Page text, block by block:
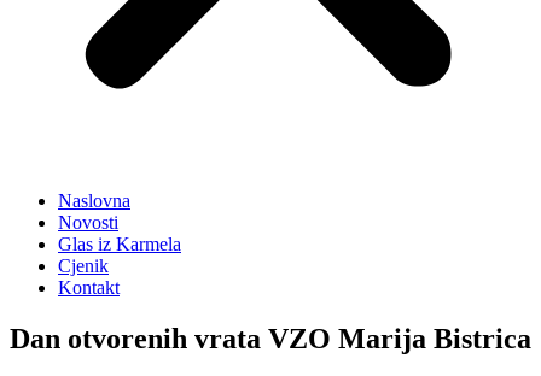
Naslovna
Novosti
Glas iz Karmela
Cjenik
Kontakt
Dan otvorenih vrata VZO Marija Bistrica